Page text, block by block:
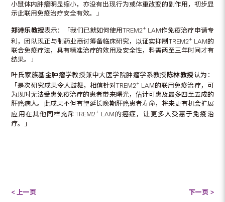
小鼠体内肿瘤明显缩小，亦没有出现行为或体重改变的副作用，初步显
示此联用免疫治疗安全有效。」
郑诗乐教授表示：「我们已就如何使用TREM2+ LAM作免疫治疗申请专
利，团队现正与制药业商讨筹备临床研究，以证实抑制TREM2+ LAM的
联合免疫疗法，具有精准治疗的效用及安全性，料需两至三年时间才有
结果。」
叶氏家族基金肿瘤学教授兼中大医学院肿瘤学系教授 陈林教授认为：
「是次研究成果令人鼓舞，相信针对TREM2+ LAM的联用免疫治疗，可
为现时无法受惠免疫治疗的患者带来曙光，估计可惠及最多四至五成的
肝癌病人。此成果不但有望延长晚期肝癌患者寿命，将来更有机会扩展
应用在其他同样充斥TREM2+ LAM的癌症，让更多人受惠于免疫治
疗。」
< 上一页 下一页 >